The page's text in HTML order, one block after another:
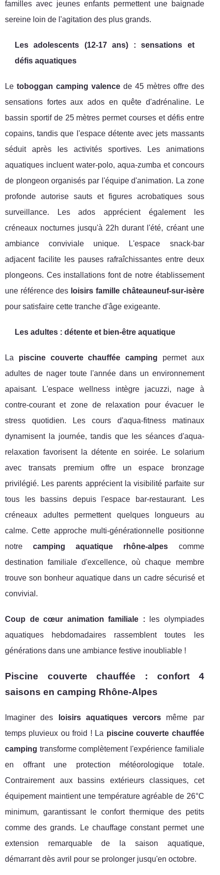
familles avec jeunes enfants permettent une baignade
sereine loin de l'agitation des plus grands.
Les adolescents (12-17 ans) : sensations et
défis aquatiques
Le toboggan camping valencede 45 mètres offre des
sensations fortes aux ados en quête d'adrénaline. Le
bassin sportif de 25 mètres permet courses et défis entre
copains, tandis que l'espace détente avec jets massants
séduit après les activités sportives. Les animations
aquatiques incluent water-polo, aqua-zumba et concours
de plongeon organisés par l'équipe d'animation. La zone
profonde autorise sauts et figures acrobatiques sous
surveillance. Les ados apprécient également les
créneaux nocturnes jusqu'à 22h durant l'été, créant une
ambiance conviviale unique. L'espace snack-bar
adjacent facilite les pauses rafraîchissantes entre deux
plongeons. Ces installations font de notre établissement
une référence des loisirs famille châteauneuf-sur-isère
pour satisfaire cette tranche d'âge exigeante.
Les adultes : détente et bien-être aquatique
La piscine couverte chauffée camping permet aux
adultes de nager toute l'année dans un environnement
apaisant. L'espace wellness intègre jacuzzi, nage à
contre-courant et zone de relaxation pour évacuer le
stress quotidien. Les cours d'aqua-fitness matinaux
dynamisent la journée, tandis que les séances d'aqua-
relaxation favorisent la détente en soirée. Le solarium
avec transats premium offre un espace bronzage
privilégié. Les parents apprécient la visibilité parfaite sur
tous les bassins depuis l'espace bar-restaurant. Les
créneaux adultes permettent quelques longueurs au
calme. Cette approche multi-générationnelle positionne
notrecamping aquatique rhône-alpes comme
destination familiale d'excellence, où chaque membre
trouve son bonheur aquatique dans un cadre sécurisé et
convivial.
Coup de cœur animation familiale : les olympiades
aquatiques hebdomadaires rassemblent toutes les
générations dans une ambiance festive inoubliable !
Piscine couverte chauffée : confort 4
saisons en camping Rhône-Alpes
Imaginer des loisirs aquatiques vercors même par
temps pluvieux ou froid ! La piscine couverte chauffée
camping transforme complètement l'expérience familiale
en offrant une protection météorologique totale.
Contrairement aux bassins extérieurs classiques, cet
équipement maintient une température agréable de 26°C
minimum, garantissant le confort thermique des petits
comme des grands. Le chauffage constant permet une
extension remarquable de la saison aquatique,
démarrant dès avril pour se prolonger jusqu'en octobre.